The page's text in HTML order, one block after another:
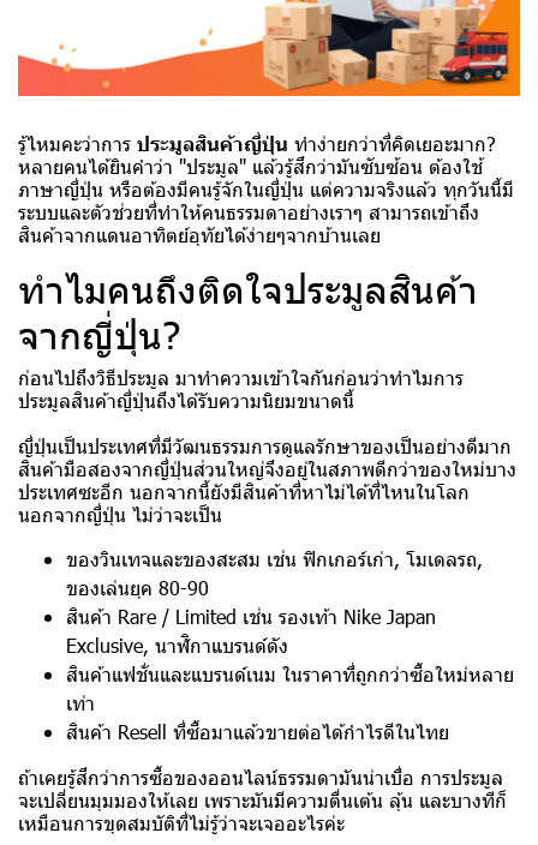
รู้ไหมคะว่าการ ประมูลสินค้าญี่ปุ่น ทำง่ายกว่าที่คิดเยอะมาก?
หลายคนได้ยินคำว่า "ประมูล" แล้วรู้สึกว่ามันซับซ้อน ต้องใช้
ภาษาญี่ปุ่น หรือต้องมีคนรู้จักในญี่ปุ่น แต่ความจริงแล้ว ทุกวันนี้มี
ระบบและตัวช่วยที่ทำให้คนธรรมดาอย่างเราๆ สามารถเข้าถึง
สินค้าจากแดนอาทิตย์อุทัยได้ง่ายๆจากบ้านเลย
ทำไมคนถึงติดใจประมูลสินค้า
จากญี่ปุ่น?
ก่อนไปถึงวิธีประมูล มาทำความเข้าใจกันก่อนว่าทำไมการ
ประมูลสินค้าญี่ปุ่นถึงได้รับความนิยมขนาดนี้
ญี่ปุ่นเป็นประเทศที่มีวัฒนธรรมการดูแลรักษาของเป็นอย่างดีมาก
สินค้ามือสองจากญี่ปุ่นส่วนใหญ่จึงอยู่ในสภาพดีกว่าของใหม่บาง
ประเทศซะอีก นอกจากนี้ยังมีสินค้าที่หาไม่ได้ที่ไหนในโลก
นอกจากญี่ปุ่น ไม่ว่าจะเป็น
ของวินเทจและของสะสม เช่น ฟิกเกอร์เก่า, โมเดลรถ,
ของเล่นยุค 80-90
สินค้า Rare / Limited เช่น รองเท้า Nike Japan
Exclusive, นาฬิกาแบรนด์ดัง
สินค้าแฟชั่นและแบรนด์เนม ในราคาที่ถูกกว่าซื้อใหม่หลาย
เท่า
สินค้า Resell ที่ซื้อมาแล้วขายต่อได้กำไรดีในไทย
ถ้าเคยรู้สึกว่าการซื้อของออนไลน์ธรรมดามันน่าเบื่อ การประมูล
จะเปลี่ยนมุมมองให้เลย เพราะมันมีความตื่นเต้น ลุ้น และบางทีก็
เหมือนการขุดสมบัติที่ไม่รู้ว่าจะเจออะไรค่ะ